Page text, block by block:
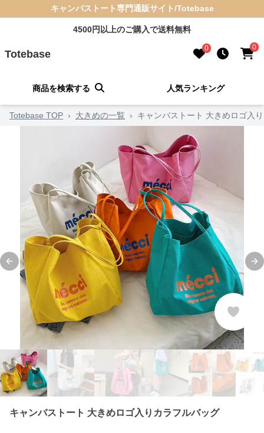
キャンバストート専門通販サイト/Totebase
4500円以上のご購入で送料無料
Totebase 0 0
商品を検索する 人気ランキング
Totebase TOP › 大きめの一覧 › キャンバストート 大きめロゴ入
Previous slide
キャンバストート 大きめロゴ入りカラフルバッグ